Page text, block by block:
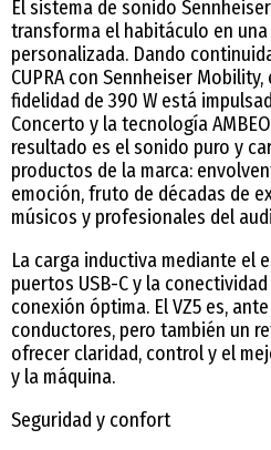
El sistema de sonido
transforma el habitáculo en
personalizada. Dando
CUPRA con Sennheiser
fidelidad de 390 W está
Concerto y la tecnología
resultado es el sonido puro y
productos de la marca:
emoción, fruto de décadas de
músicos y profesionales del
La carga inductiva mediante el
puertos USB-C y la
conexión óptima. El VZ5 es,
conductores, pero también un
ofrecer claridad, control y el
y la máquina.
Seguridad y confort